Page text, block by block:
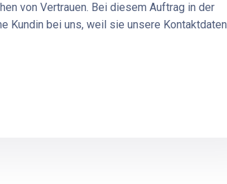
von Vertrauen. Bei diesem Auftrag in der
Kundin bei uns, weil sie unsere Kontaktdaten